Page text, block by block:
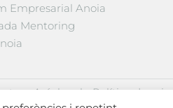
Empresarial Anoia
Mentoring
·Avís legal·Política de